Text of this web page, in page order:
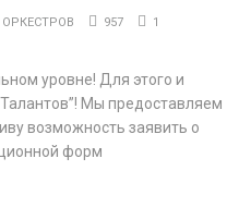
957 1
уровне! Для этого и
Мы предоставляем
возможность заявить о
форм